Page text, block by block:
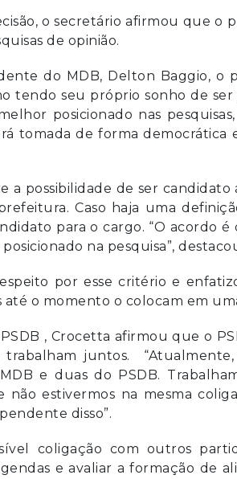
o secretário afirmou que o
de opinião.
do MDB, Delton Baggio, o
tendo seu próprio sonho de
posicionado nas
tomada de forma democrática
a possibilidade de ser candidato
Caso haja uma
para o cargo. “O acordo
na pesquisa”,
por esse critério e
até o momento o colocam em
, Crocetta afirmou que o
juntos. “Atualmente,
e duas do PSDB.
estivermos na mesma
disso”.
coligação com outros
e avaliar a formação de